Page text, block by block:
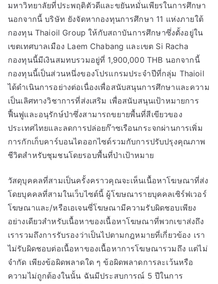
มหาวิทยาลัยที่ประพฤติตัวดีและขยันหมั่นเพียรในการศึกษา
นอกจากนี้ บริษัท ยังจัดหากองทุนการศึกษา 11 แห่งภายใต้
กองทุน Thaioil Group ให้กับสถาบันการศึกษาซึ่งตั้งอยู่ใน
เขตเทศบาลเมือง Laem Chabang และเขต Si Racha
กองทุนนี้มีเงินสมทบรวมอยู่ที่ 1,900,000 THB นอกจากนี้
กองทุนนี้เป็นส่วนหนึ่งของโปรแกรมประจำปีที่กลุ่ม Thaioil
ได้ดำเนินการอย่างต่อเนื่องเพื่อสนับสนุนการศึกษาและความ
เป็นเลิศทางวิชาการที่ส่งเสริม เพื่อสนับสนุนเป้าหมายการ
ฟื้นฟูและอนุรักษ์ป่าซึ่งสามารถขยายพื้นที่สีเขียวของ
ประเทศไทยและลดการปล่อยก๊าซเรือนกระจกผ่านการเพิ่ม
การกักเก็บคาร์บอนไดออกไซด์รวมกับการปรับปรุงคุณภาพ
ชีวิตสำหรับชุมชนโดยรอบพื้นที่ป่าเป้าหมาย
วัสดุบุคคลที่สามเป็นครั้งคราวคุณจะเห็นเนื้อหาโฆษณาที่ส่ง
โดยบุคคลที่สามในเว็บไซต์นี้ ผู้โฆษณารายบุคคลเซิร์ฟเวอร์
โฆษณาและ/หรือเอเจนซี่โฆษณามีความรับผิดชอบเพียง
อย่างเดียวสำหรับเนื้อหาของเนื้อหาโฆษณาที่พวกเขาส่งถึง
เรารวมถึงการรับรองว่าเป็นไปตามกฎหมายที่เกี่ยวข้อง เรา
ไม่รับผิดชอบต่อเนื้อหาของเนื้อหาการโฆษณารวมถึง แต่ไม่
จำกัด เพียงข้อผิดพลาดใด ๆ ข้อผิดพลาดการละเว้นหรือ
ความไม่ถูกต้องในนั้น ฉันมีประสบการณ์ 5 ปีในการ